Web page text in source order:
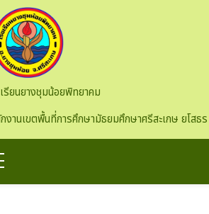
รียนยางชุมน้อยพิทยาคม
งานเขตพื้นที่การศึกษามัธยมศึกษาศรีสะเกษ ยโสธร